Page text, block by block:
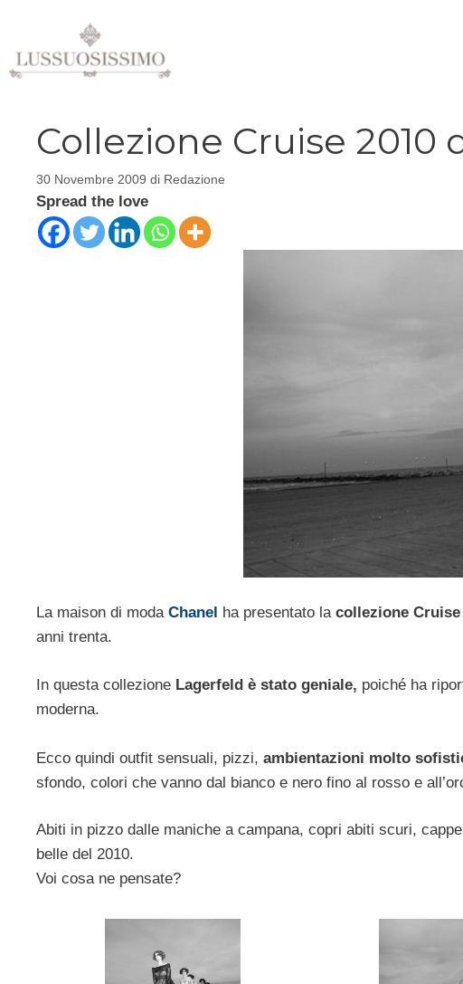
contenuto
Collezione Cruise 2010
30 Novembre 2009 di Redazione
Spread the love
La maison di moda Chanel ha presentato la collezione Cruise
anni trenta.
In questa collezione Lagerfeld è stato geniale, poiché ha
moderna.
Ecco quindi outfit sensuali, pizzi, ambientazioni molto
sfondo, colori che vanno dal bianco e nero fino al rosso e
Abiti in pizzo dalle maniche a campana, copri abiti scuri,
belle del 2010.
Voi cosa ne pensate?